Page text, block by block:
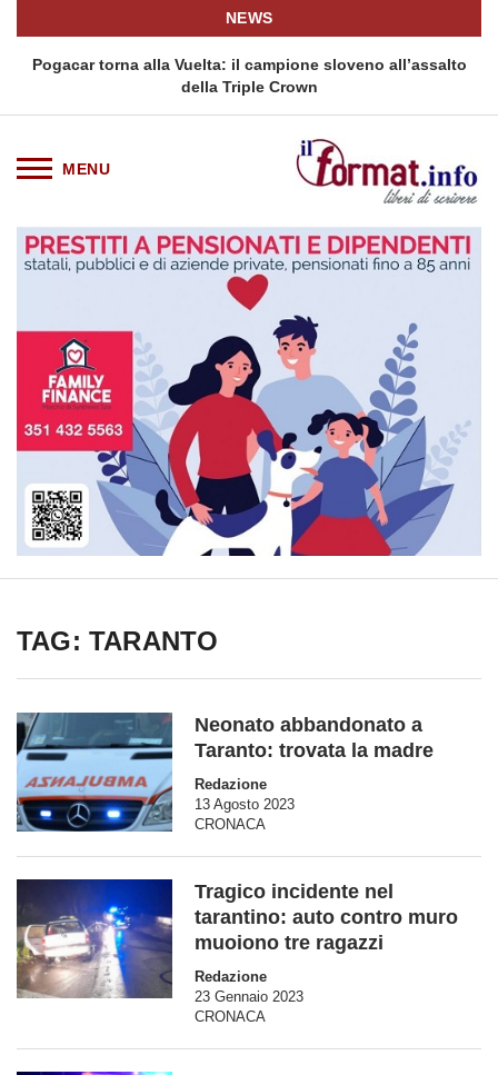
NEWS
Pogacar torna alla Vuelta: il campione sloveno all’assalto
della Triple Crown
TAG: TARANTO
Neonato abbandonato a
Taranto: trovata la madre
Redazione
13 Agosto 2023
CRONACA
Tragico incidente nel
tarantino: auto contro muro
muoiono tre ragazzi
Redazione
23 Gennaio 2023
CRONACA